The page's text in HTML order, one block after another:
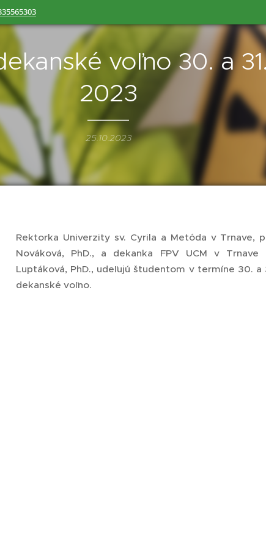
voľno 30. a
2023
25.10.2023
Rektorka Univerzity sv. Cyrila a Metóda v Trnave,
Nováková, PhD., a dekanka FPV UCM v
Luptáková, PhD., udeľujú študentom v termíne 30.
dekanské voľno.